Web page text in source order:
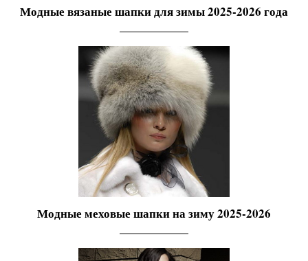
Модные вязаные шапки для зимы 2025-2026 года
Модные меховые шапки на зиму 2025-2026